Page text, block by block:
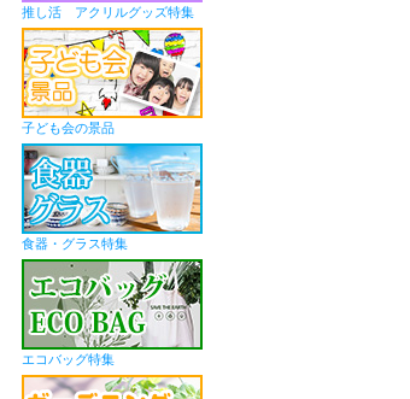
推し活 アクリルグッズ特集
子ども会の景品
食器・グラス特集
エコバッグ特集